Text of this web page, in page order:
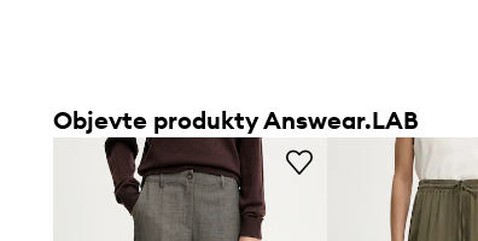
Objevte produkty Answear.LAB